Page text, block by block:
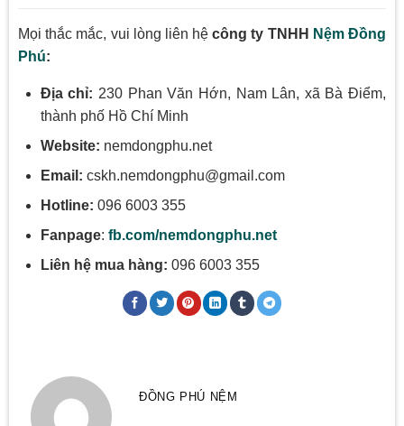
Mọi thắc mắc, vui lòng liên hệcông ty TNHH Nệm Đồng
Phú:
Địa chỉ: 230 Phan Văn Hớn, Nam Lân, xã Bà Điểm,
thành phố Hồ Chí Minh
Website: nemdongphu.net
Email: cskh.nemdongphu@gmail.com
Hotline: 096 6003 355
Fanpage: fb.com/nemdongphu.net
Liên hệ mua hàng: 096 6003 355
ĐỒNG PHÚ NỆM